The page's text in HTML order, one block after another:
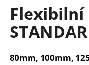
0,0
5
80mm, 100mm,
D
p